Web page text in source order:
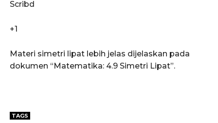
Scribd
+1
Materi simetri lipat lebih jelas dijelaskan pada
dokumen “Matematika: 4.9 Simetri Lipat”.
TAGS